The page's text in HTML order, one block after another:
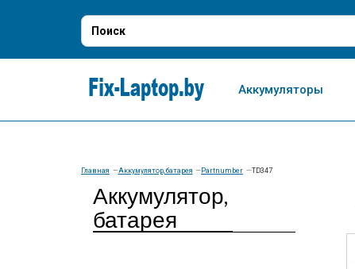
Аккумуляторы
Главная Аккумулятор, батарея Partnumber TD347
Аккумулятор,
батарея